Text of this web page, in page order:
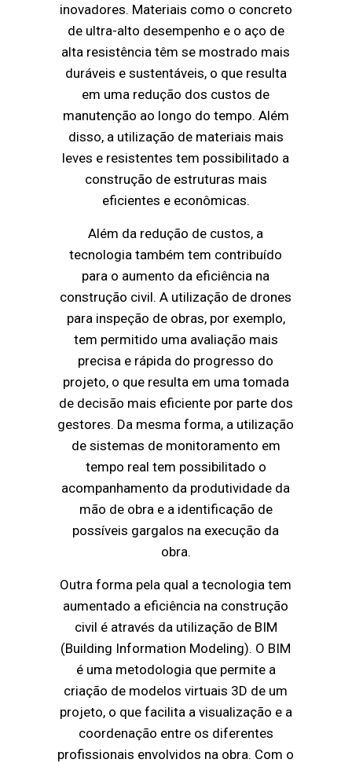
inovadores. Materiais como o concreto
de ultra-alto desempenho e o aço de
alta resistência têm se mostrado mais
duráveis e sustentáveis, o que resulta
em uma redução dos custos de
manutenção ao longo do tempo. Além
disso, a utilização de materiais mais
leves e resistentes tem possibilitado a
construção de estruturas mais
eficientes e econômicas.
Além da redução de custos, a
tecnologia também tem contribuído
para o aumento da eficiência na
construção civil. A utilização de drones
para inspeção de obras, por exemplo,
tem permitido uma avaliação mais
precisa e rápida do progresso do
projeto, o que resulta em uma tomada
de decisão mais eficiente por parte dos
gestores. Da mesma forma, a utilização
de sistemas de monitoramento em
tempo real tem possibilitado o
acompanhamento da produtividade da
mão de obra e a identificação de
possíveis gargalos na execução da
obra.
Outra forma pela qual a tecnologia tem
aumentado a eficiência na construção
civil é através da utilização de BIM
(Building Information Modeling). O BIM
é uma metodologia que permite a
criação de modelos virtuais 3D de um
projeto, o que facilita a visualização e a
coordenação entre os diferentes
profissionais envolvidos na obra. Com o